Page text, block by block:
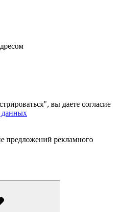
вы даете согласие
данных
предложений рекламного